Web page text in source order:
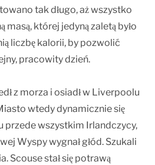
tak długo, aż wszystko
masą, której jedyną zaletą było
liczbę kalorii, by pozwolić
pracowity dzień.
z morza i osiadł w Liverpoolu
wtedy dynamicznie się
przede wszystkim Irlandczycy,
Wyspy wygnał głód. Szukali
Scouse stał się potrawą